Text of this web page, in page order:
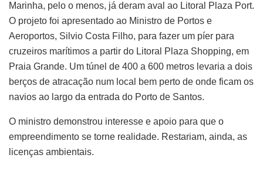
Marinha, pelo o menos, já deram aval ao Litoral Plaza Port.
O projeto foi apresentado ao Ministro de Portos e
Aeroportos, Silvio Costa Filho, para fazer um píer para
cruzeiros marítimos a partir do Litoral Plaza Shopping, em
Praia Grande. Um túnel de 400 a 600 metros levaria a dois
berços de atracação num local bem perto de onde ficam os
navios ao largo da entrada do Porto de Santos.
O ministro demonstrou interesse e apoio para que o
empreendimento se torne realidade. Restariam, ainda, as
licenças ambientais.